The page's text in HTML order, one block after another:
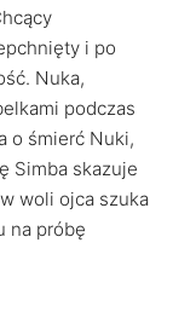
i po
Nuka,
podczas
o śmierć Nuki,
Simba skazuje
woli ojca szuka
na próbę